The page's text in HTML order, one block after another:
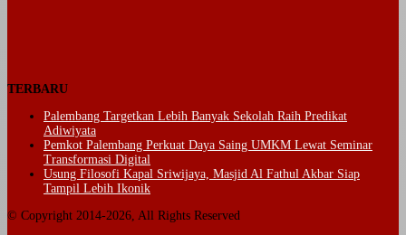
TERBARU
Palembang Targetkan Lebih Banyak Sekolah Raih Predikat
Adiwiyata
Pemkot Palembang Perkuat Daya Saing UMKM Lewat Seminar
Transformasi Digital
Usung Filosofi Kapal Sriwijaya, Masjid Al Fathul Akbar Siap
Tampil Lebih Ikonik
© Copyright 2014-2026, All Rights Reserved